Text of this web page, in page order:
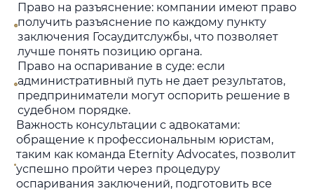
Право на разъяснение: компании имеют право
получить разъяснение по каждому пункту
заключения Госаудитслужбы, что позволяет
лучше понять позицию органа.
Право на оспаривание в суде: если
административный путь не дает результатов,
предприниматели могут оспорить решение в
судебном порядке.
Важность консультации с адвокатами:
обращение к профессиональным юристам,
таким как команда Eternity Advocates, позволит
успешно пройти через процедуру
оспаривания заключений, подготовить все